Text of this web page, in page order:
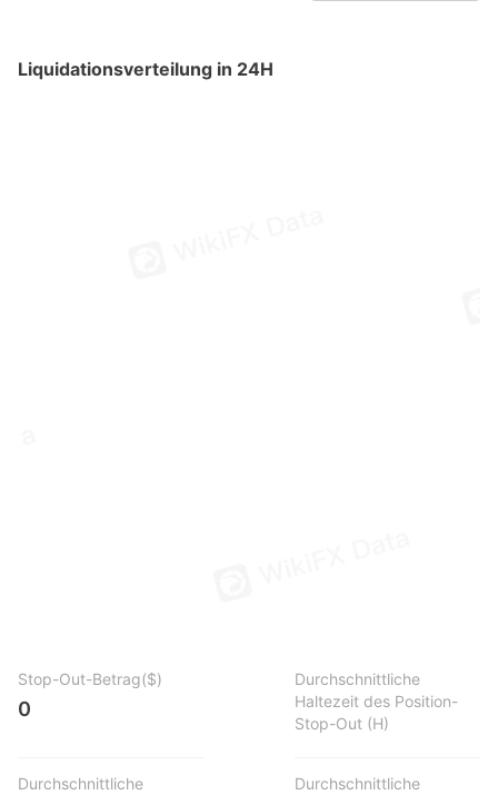
Liquidationsverteilung in 24H
Stop-Out-Betrag($)
0
Durchschnittliche
Haltezeit des Position-
Stop-Out (H)
Durchschnittliche
Durchschnittliche